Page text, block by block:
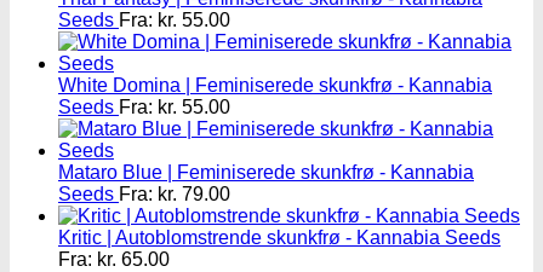
Seeds Fra: kr. 55.00
White Domina | Feminiserede skunkfrø - Kannabia
Seeds Fra: kr. 55.00
Mataro Blue | Feminiserede skunkfrø - Kannabia
Seeds Fra: kr. 79.00
Kritic | Autoblomstrende skunkfrø - Kannabia Seeds
Fra: kr. 65.00